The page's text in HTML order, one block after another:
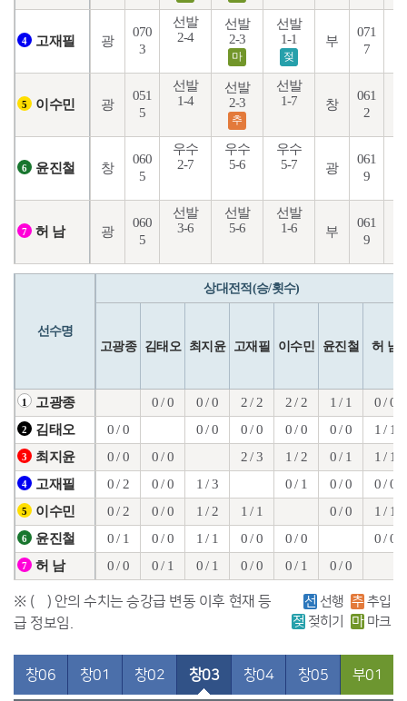
4 고재필 광
070
3
선발
2-4
선발
2-3
마
선발
1-1
젖
부
071
7
5 이수민 광
051
5
선발
1-4
선발
2-3
추
선발
1-7
창
061
2
6 윤진철 창
060
5
우수
2-7
우수
5-6
우수
5-7
광
061
9
7 허 남 광
060
5
선발
3-6
선발
5-6
선발
1-6
부
061
9
선수명
상대전적(승/횟수)
고광종 김태오 최지윤 고재필 이수민 윤진철 허 남
1 고광종 0 / 0 0 / 0 2 / 2 2 / 2 1 / 1 0 / 0
2 김태오 0 / 0 0 / 0 0 / 0 0 / 0 0 / 0 1 / 1
3 최지윤 0 / 0 0 / 0 2 / 3 1 / 2 0 / 1 1 / 1
4 고재필 0 / 2 0 / 0 1 / 3 0 / 1 0 / 0 0 / 0
5 이수민 0 / 2 0 / 0 1 / 2 1 / 1 0 / 0 1 / 1
6 윤진철 0 / 1 0 / 0 1 / 1 0 / 0 0 / 0 0 / 0
7 허 남 0 / 0 0 / 1 0 / 1 0 / 0 0 / 1 0 / 0
※ ( ) 안의 수치는 승강급 변동 이후 현재 등
급 정보임.
선 선행 추 추입
젖 젖히기 마 마크
창06 창01 창02 창03 창04 창05 부01